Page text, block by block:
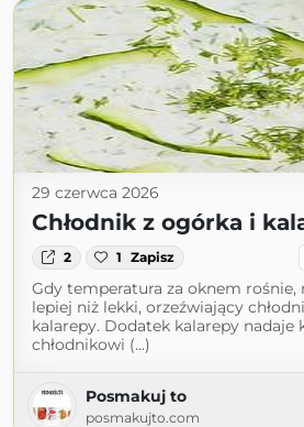
29 czerwca 2026
Chłodnik z ogórka i
2 1 Zapisz
Gdy temperatura za oknem rośnie,
lepiej niż lekki, orzeźwiający
kalarepy. Dodatek kalarepy nadaje
chłodnikowi (...)
Posmakuj to
posmakujto.com